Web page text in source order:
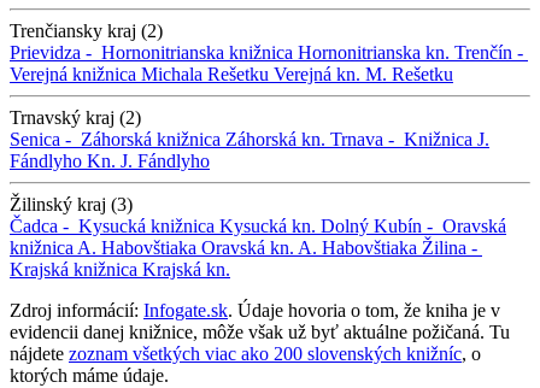
Trenčiansky kraj (2)
Prievidza - Hornonitrianska knižnica Hornonitrianska kn. Trenčín -
Verejná knižnica Michala Rešetku Verejná kn. M. Rešetku
Trnavský kraj (2)
Senica - Záhorská knižnica Záhorská kn. Trnava - Knižnica J.
Fándlyho Kn. J. Fándlyho
Žilinský kraj (3)
Čadca - Kysucká knižnica Kysucká kn. Dolný Kubín - Oravská
knižnica A. Habovštiaka Oravská kn. A. Habovštiaka Žilina -
Krajská knižnica Krajská kn.
Zdroj informácií: Infogate.sk. Údaje hovoria o tom, že kniha je v
evidencii danej knižnice, môže však už byť aktuálne požičaná. Tu
nájdete zoznam všetkých viac ako 200 slovenských knižníc, o
ktorých máme údaje.